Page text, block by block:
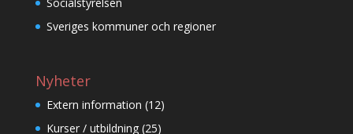
Socialstyrelsen
Sveriges kommuner och regioner
Nyheter
Extern information (12)
Kurser / utbildning(25)